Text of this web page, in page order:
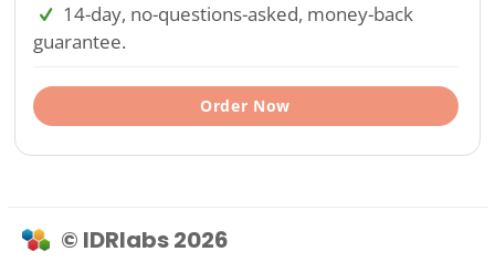
14-day, no-questions-asked, money-back
guarantee.
Order Now
© IDRlabs 2026